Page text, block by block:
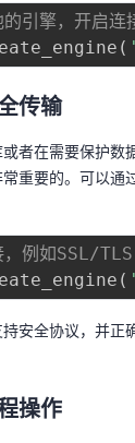
引擎，开启连
(
传输
者在需要保护数
重要的。可以通
例如SSL/TLS
(
安全协议，并正
操作